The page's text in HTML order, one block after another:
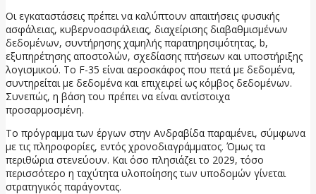
Οι εγκαταστάσεις πρέπει να καλύπτουν απαιτήσεις φυσικής
ασφάλειας, κυβερνοασφάλειας, διαχείρισης διαβαθμισμένων
δεδομένων, συντήρησης χαμηλής παρατηρησιμότητας, b,
εξυπηρέτησης αποστολών, σχεδίασης πτήσεων και υποστήριξης
λογισμικού. Το F-35 είναι αεροσκάφος που πετά με δεδομένα,
συντηρείται με δεδομένα και επιχειρεί ως κόμβος δεδομένων.
Συνεπώς, η βάση του πρέπει να είναι αντίστοιχα
προσαρμοσμένη.
Το πρόγραμμα των έργων στην Ανδραβίδα παραμένει, σύμφωνα
με τις πληροφορίες, εντός χρονοδιαγράμματος. Όμως τα
περιθώρια στενεύουν. Και όσο πλησιάζει το 2029, τόσο
περισσότερο η ταχύτητα υλοποίησης των υποδομών γίνεται
στρατηγικός παράγοντας.